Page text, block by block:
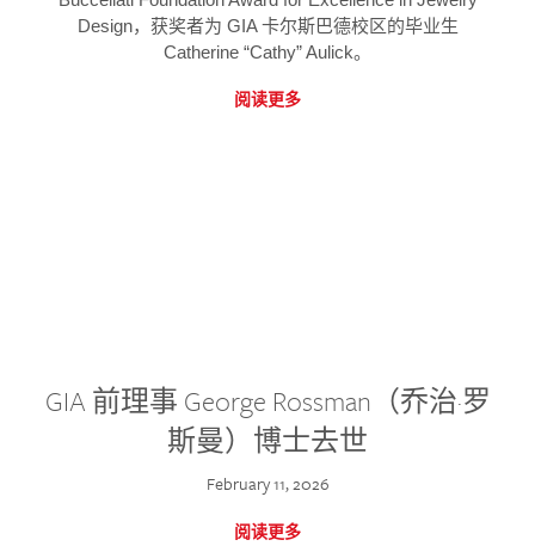
Design，获奖者为 GIA 卡尔斯巴德校区的毕业生
Catherine “Cathy” Aulick。
阅读更多
GIA 前理事 George Rossman（乔治·罗
斯曼）博士去世
February 11, 2026
阅读更多